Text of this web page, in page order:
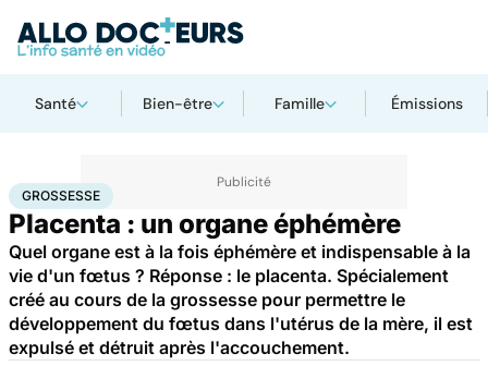
Santé Bien-être Famille Émissions
AccueilFamille Grossesse Grossesse
GROSSESSE
Placenta : un organe éphémère
Quel organe est à la fois éphémère et indispensable à la
vie d'un fœtus ? Réponse : le placenta. Spécialement
créé au cours de la grossesse pour permettre le
développement du fœtus dans l'utérus de la mère, il est
expulsé et détruit après l'accouchement.